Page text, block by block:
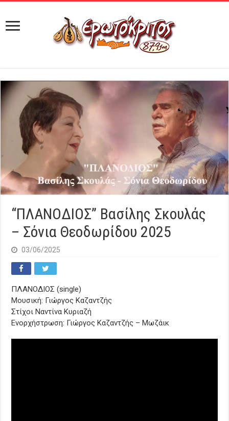
“ΠΛΑΝΟΔΙΟΣ” Βασίλης Σκουλάς
– Σόνια Θεοδωρίδου 2025
03/06/2025
ΠΛΑΝΟΔΙΟΣ (single)
Μουσική: Γιώργος Καζαντζής
Στίχοι Ναντίνα Κυριαζή
Ενορχήστρωση: Γιώργος Καζαντζής – Μωζάικ